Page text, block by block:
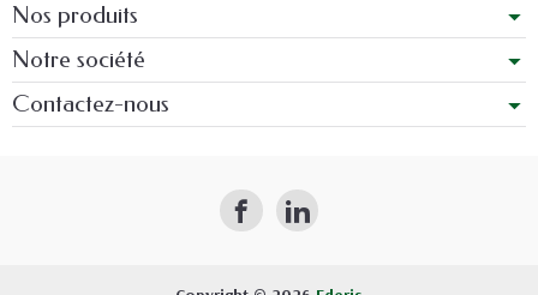
Nos produits
Notre société
Contactez-nous